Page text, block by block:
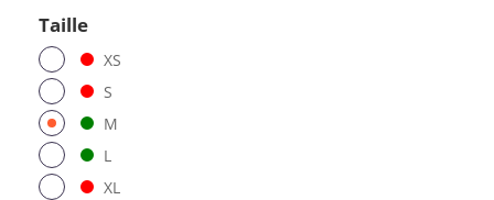
Taille
XS
S
M
L
XL